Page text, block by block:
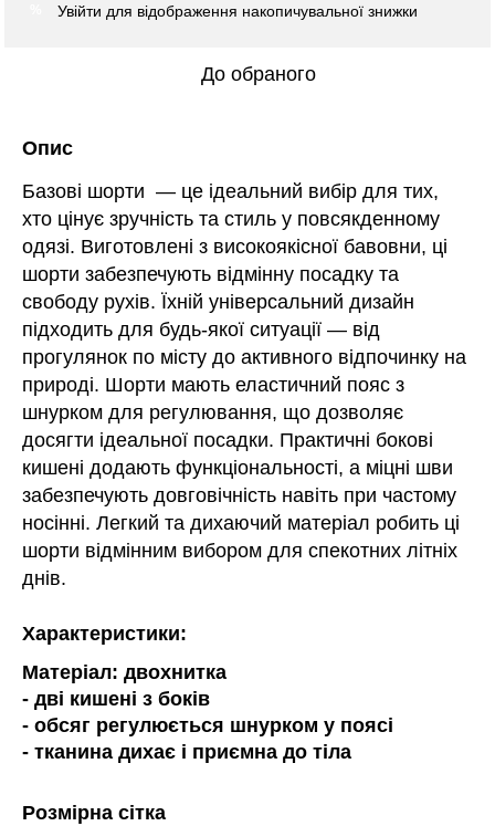
Увійти для відображення накопичувальної знижки
До обраного
Опис
Базові шорти — це ідеальний вибір для тих,
хто цінує зручність та стиль у повсякденному
одязі. Виготовлені з високоякісної бавовни, ці
шорти забезпечують відмінну посадку та
свободу рухів. Їхній універсальний дизайн
підходить для будь-якої ситуації — від
прогулянок по місту до активного відпочинку на
природі. Шорти мають еластичний пояс з
шнурком для регулювання, що дозволяє
досягти ідеальної посадки. Практичні бокові
кишені додають функціональності, а міцні шви
забезпечують довговічність навіть при частому
носінні. Легкий та дихаючий матеріал робить ці
шорти відмінним вибором для спекотних літніх
днів.
Характеристики:
Матеріал: двохнитка
- дві кишені з боків
- обсяг регулюється шнурком у поясі
- тканина дихає і приємна до тіла
Розмірна сітка